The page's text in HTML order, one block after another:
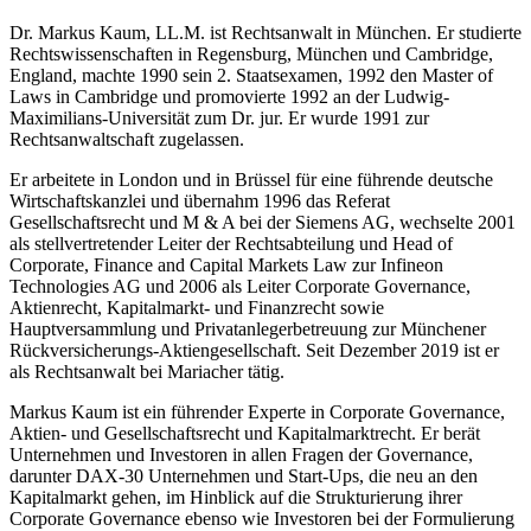
Dr. Markus Kaum, LL.M. ist Rechtsanwalt in München. Er studierte
Rechtswissenschaften in Regensburg, München und Cambridge,
England, machte 1990 sein 2. Staatsexamen, 1992 den Master of
Laws in Cambridge und promovierte 1992 an der Ludwig-
Maximilians-Universität zum Dr. jur. Er wurde 1991 zur
Rechtsanwaltschaft zugelassen.
Er arbeitete in London und in Brüssel für eine führende deutsche
Wirtschaftskanzlei und übernahm 1996 das Referat
Gesellschaftsrecht und M & A bei der Siemens AG, wechselte 2001
als stellvertretender Leiter der Rechtsabteilung und Head of
Corporate, Finance and Capital Markets Law zur Infineon
Technologies AG und 2006 als Leiter Corporate Governance,
Aktienrecht, Kapitalmarkt- und Finanzrecht sowie
Hauptversammlung und Privatanlegerbetreuung zur Münchener
Rückversicherungs-Aktiengesellschaft. Seit Dezember 2019 ist er
als Rechtsanwalt bei Mariacher tätig.
Markus Kaum ist ein führender Experte in Corporate Governance,
Aktien- und Gesellschaftsrecht und Kapitalmarktrecht. Er berät
Unternehmen und Investoren in allen Fragen der Governance,
darunter DAX-30 Unternehmen und Start-Ups, die neu an den
Kapitalmarkt gehen, im Hinblick auf die Strukturierung ihrer
Corporate Governance ebenso wie Investoren bei der Formulierung